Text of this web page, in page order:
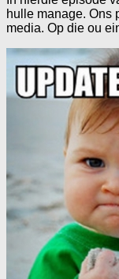
hulle manage. Ons
media. Op die ou